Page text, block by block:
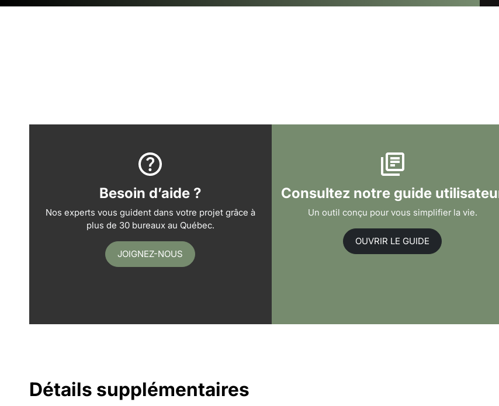
Besoin d’aide ?
Nos experts vous guident dans votre projet grâce à
plus de 30 bureaux au Québec.
JOIGNEZ-NOUS
Consultez notre guide
Un outil conçu pour vous simplifier la vie.
OUVRIR LE GUIDE
Détails supplémentaires